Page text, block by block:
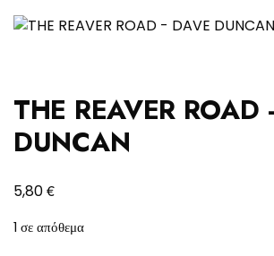
THE REAVER ROAD
DUNCAN
5,80€
1 σε απόθεμα